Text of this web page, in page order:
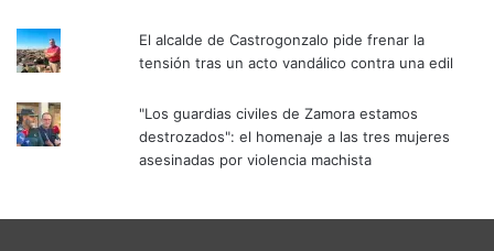
El alcalde de Castrogonzalo pide frenar la
tensión tras un acto vandálico contra una edil
"Los guardias civiles de Zamora estamos
destrozados": el homenaje a las tres mujeres
asesinadas por violencia machista